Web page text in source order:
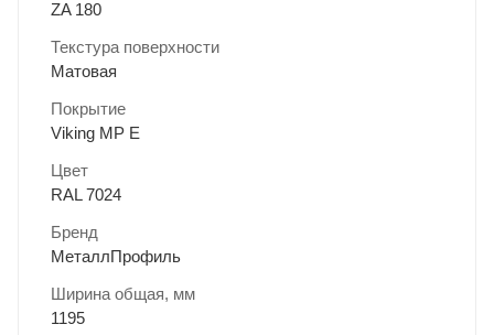
ZA 180
Текстура поверхности
Матовая
Покрытие
Viking MP E
Цвет
RAL 7024
Бренд
МеталлПрофиль
Ширина общая, мм
1195